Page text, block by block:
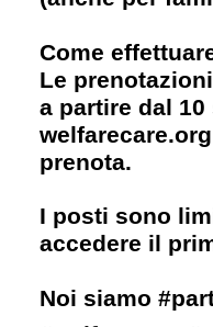
Come
Le
a partire dal
prenota.
I posti sono
accedere il
Noi siamo